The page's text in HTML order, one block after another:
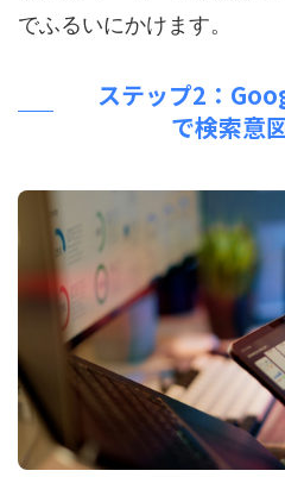
でふるいにかけます。
ステップ2：
で検索意